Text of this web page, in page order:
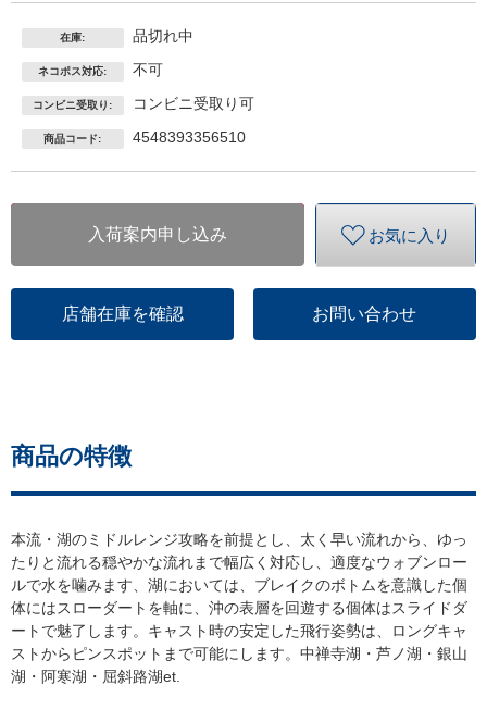
在庫: 品切れ中
ネコポス対応: 不可
コンビニ受取り: コンビニ受取り可
商品コード: 4548393356510
入荷案内申し込み お気に入り
店舗在庫を確認 お問い合わせ
商品の特徴
本流・湖のミドルレンジ攻略を前提とし、太く早い流れから、ゆっ
たりと流れる穏やかな流れまで幅広く対応し、適度なウォブンロー
ルで水を噛みます、湖においては、ブレイクのボトムを意識した個
体にはスローダートを軸に、沖の表層を回遊する個体はスライドダ
ートで魅了します。キャスト時の安定した飛行姿勢は、ロングキャ
ストからピンスポットまで可能にします。中禅寺湖・芦ノ湖・銀山
湖・阿寒湖・屈斜路湖et.